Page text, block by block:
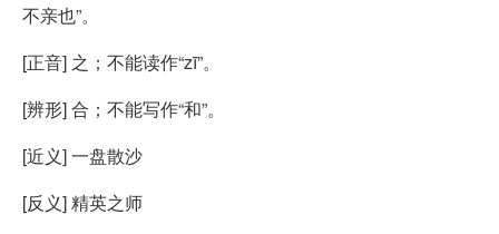
不亲也”。
[正音] 之；不能读作“zī”。
[辨形] 合；不能写作“和”。
[近义] 一盘散沙
[反义] 精英之师